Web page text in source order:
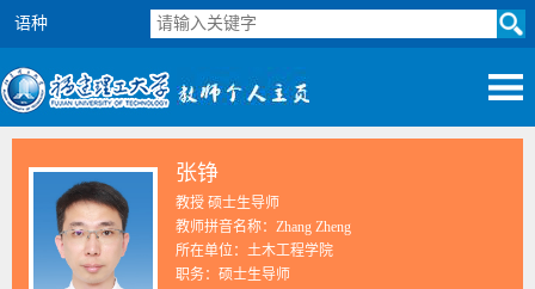
语种
张铮
教授 硕士生导师
教师拼音名称：Zhang Zheng
所在单位：土木工程学院
职务：硕士生导师